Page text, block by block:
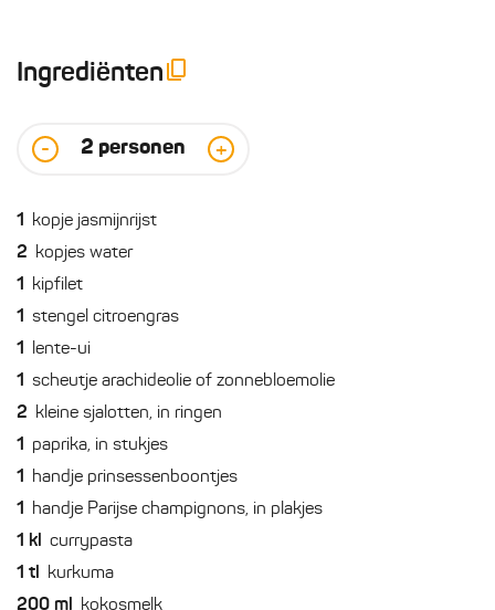
Ingrediënten
- 2 personen +
1 kopje jasmijnrijst
2 kopjes water
1 kipfilet
1 stengel citroengras
1 lente-ui
1 scheutje arachideolie of zonnebloemolie
2 kleine sjalotten, in ringen
1 paprika, in stukjes
1 handje prinsessenboontjes
1 handje Parijse champignons, in plakjes
1 kl currypasta
1 tl kurkuma
200 ml kokosmelk